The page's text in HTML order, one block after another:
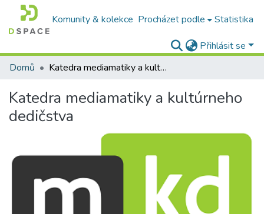
Komunity & kolekce Procházet podle Statistika
Přihlásit se
Domů
Katedra mediamatiky a kultúrneho dedičstva
Katedra mediamatiky a kultúrneho
dedičstva